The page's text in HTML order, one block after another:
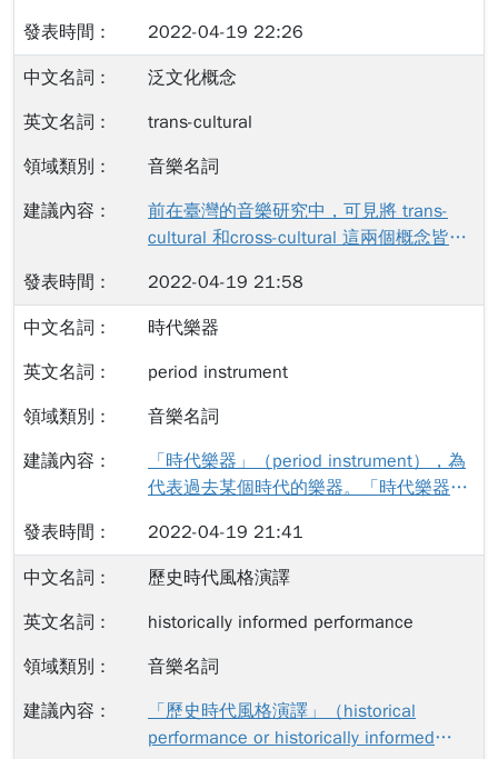
Rhetoric對於演奏者，指的是演奏(詮釋)層
面，指演奏者表現的音樂語法與句法「語
藝」。 舉例來說，莫扎爾特（A.Mozart）
在鋼琴奏鳴曲中，在許多的兩顆鄰近音使
特在作曲上的修辭，呈現樂段輕快如嘉朗
琴上，由於鋼琴的泛音長度比莫扎爾特所
使用的古鋼琴長，音量也較大等原因，許
多的演奏者選擇忽略莫扎爾特關於演奏法
四小節的圓滑線來詮釋，這就是演奏者選
表現並非僅作為唱，而是唱中有說，說中
有唱的概念。因此，演奏者也有「語藝」
表現。 關於演說與話語藝術的文獻中。關
於演奏者如何運用rhetoric作為演奏音樂的
「語藝」表現的探討，參見：Tarling,
for musicians and audiences. United
Kingdom: Corda Music, 2004. 關於
rhetoric作為「修辭」一詞在音樂上的用
法，參見：Jones, Timothy Rhys.
精湛，音樂的目的為喚起聽眾各種特定情
感。作曲家對於「情意」的設計，以使用
果。譬如在「死亡」與「慾望」的字詞，
各式音律中的距離有些許差距，使得聲音
拍頻（beats）速度在不同的調性中速度
不同，而這些差距使得樂曲呈現不一樣的
的英文解釋，可參見：Nagley, Judith,
and Bojan Bujić. "affections, doctrine
of." In The Oxford Companion to Music. :
Oxford University Press, https://www-
oxfordreference-
com.proxyiub.uits.iu.edu/view/10.1093
ef-9780199579037-e-94. 此為引文的中
文翻譯： 「情意」一詞由德國音樂學家
（Hermann Kretzschmar，Arnold
語，用於描述巴洛克時期與音樂表達有關
2022-04-19 22:26
泛文化概念
trans-cultural
音樂名詞
前在臺灣的音樂研究中，可見將 trans-
cultural 和cross-cultural 這兩個概念皆翻
1994年護理期刊（Western Journal of
Nursing Research）發起人與人類學者帕
1932生）對於「trans-」與「cross-」將
出將兩者的中文分別翻譯為：通用的「泛
文化概念」（trans-），與具有差異性的
「跨文化比較」（cross-）。（Brink
出：「人類學在文化概念中，使用trans代
表beyond，指的是超越文化界限，而能在
所有文化上普遍分享的通用概念；而此廣
泛的通用概念，在行為上並不具有交互突
破的行動。然而，每個文化中對於通用概
念，除了相似性，也有差異性。」
較」（cross-），便是在泛文化概念基礎
下，進一步以特定文化群體中的思維、信
2022-04-19 21:58
時代樂器
period instrument
音樂名詞
「時代樂器」（period instrument），為
代表過去某個時代的樂器。「時代樂器」
性的樂器。關於period instrument的來源
與內容，參見 Montagu, Jeremy. "period
to Music. : Oxford University Press,
com.proxyiub.uits.iu.edu/view/10.1093
/acref/9780199579037.001.0001/acr
ef-9780199579037-e-5098. 以下為上
2022-04-19 21:41
歷史時代風格演譯
historically informed performance
音樂名詞
「歷史時代風格演譯」（historical
performance or historically informed